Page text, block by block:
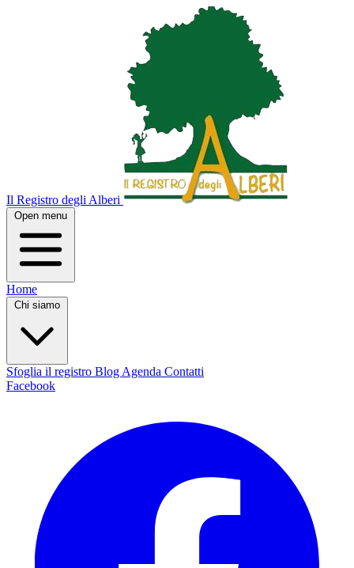
Il Registro degli Alberi
Open menu
Home
Chi siamo
Sfoglia il registro Blog Agenda Contatti
Facebook